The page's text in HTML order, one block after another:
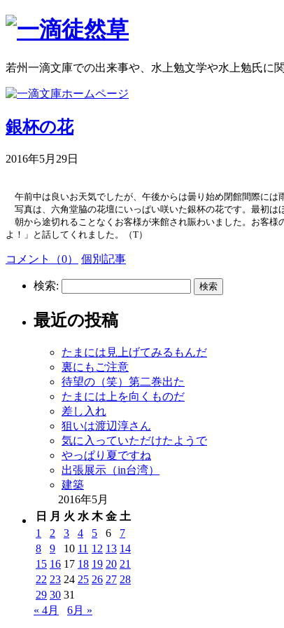
若州一滴文庫での出来事や、水上勉文学や水上勉氏に
銀杯の花
2016年5月29日
午前中は良いお天気でしたが、午後からは曇り始め閉館間際には
写真は、六角堂脇の花壇にいっぱい咲いた銀杯の花です。最初
朝から途切れることなくお客様が来館され賑わいました。お客様
よ！」と話してくれました。（T）
コメント（0） 個別記事
検索:
最近の投稿
たまには見上げてみるもんだ
裏にもご注意
待望の（笑）第二巻出た
たまには上を向くものだ
差し入れ
狙いは渡辺淳さん
気に入っていただけたようで
やっぱり夏ですね
出張展示（in台湾）
建築
2016年5月
日
月 火 水 木 金 土
1
2 3 4 5 6
7
8
9 10 11 12 13 14
15 16 17 18 19 20 21
22 23 24 25 26 27 28
29 30 31
« 4月
6月 »